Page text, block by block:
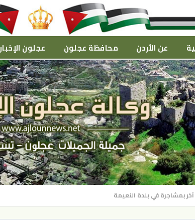
عن الأردن محافظة عجلون عجلون
بمشاجرة في بلدة النعيمة